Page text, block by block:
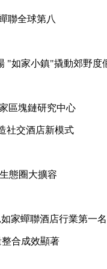
聯全球第八
"如家小鎮"撬動郊野度
區塊鏈研究中心
社交酒店新模式
態圈大擴容
家蟬聯酒店行業第一名
整合成效顯著